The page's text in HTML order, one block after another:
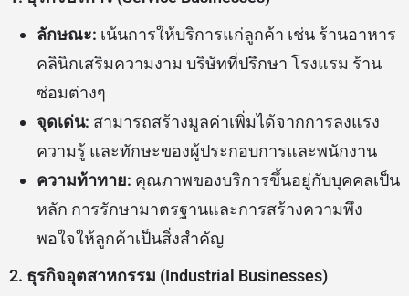
ลักษณะ: เน้นการให้บริการแก่ลูกค้า เช่น ร้านอาหาร
คลินิกเสริมความงาม บริษัทที่ปรึกษา โรงแรม ร้าน
ซ่อมต่างๆ
จุดเด่น: สามารถสร้างมูลค่าเพิ่มได้จากการลงแรง
ความรู้ และทักษะของผู้ประกอบการและพนักงาน
ความท้าทาย: คุณภาพของบริการขึ้นอยู่กับบุคคลเป็น
หลัก การรักษามาตรฐานและการสร้างความพึง
พอใจให้ลูกค้าเป็นสิ่งสำคัญ
2. ธุรกิจอุตสาหกรรม (Industrial Businesses)